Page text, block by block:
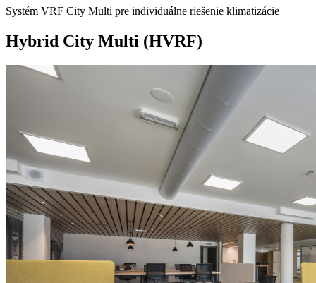
Systém VRF City Multi pre individuálne riešenie klimatizácie
Hybrid City Multi (HVRF)